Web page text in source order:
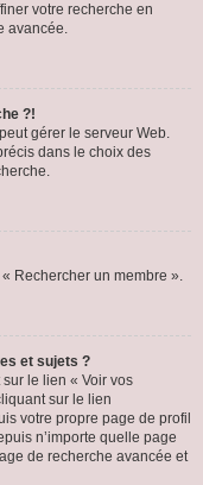
votre recherche en
avancée.
?!
gérer le serveur Web.
dans le choix des
Rechercher un membre ».
et sujets ?
le lien « Voir vos
sur le lien
votre propre page de profil
n’importe quelle page
de recherche avancée et